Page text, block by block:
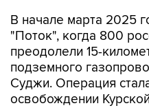
В начале марта 2025
"Поток", когда 800
преодолели 15-
подземного
Суджи. Операция
освобождении